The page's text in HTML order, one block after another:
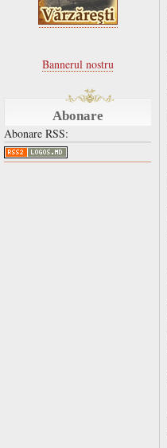
Bannerul nostru
Abonare
Abonare RSS: